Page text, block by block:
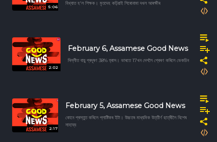
5:06
বিখ্যাত হ'ল শিক্ষক। মৃতদেহ কঢ়িয়াই শিৰোনামা দখল আৰক্ষীৰ
2:02
February 6, Assamese Good News
দিল্লীত বায়ু প্ৰদূষণ 38% হ্ৰাস। ভাৰতে 17খন দেশলৈ প্ৰেৰণ কৰিলে ভেকচিন
2:17
February 5, Assamese Good News
কোনে প্ৰস্তুত কৰিলে প্লাষ্টিকৰ ইটা। উচ্চতৰ মাধ্যমিক উত্তীৰ্ণ ছাত্ৰীলৈ বিশেষ
সাহায্য